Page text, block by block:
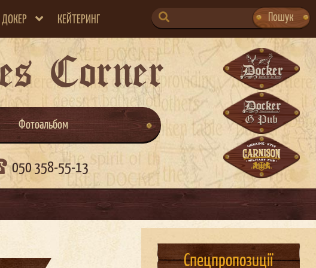
ДОКЕР КЕЙТЕРИНГ
SEARCH
FOR:
Пошук
Corner
Фотоальбом
050 358-55-13
Спецпропозиції